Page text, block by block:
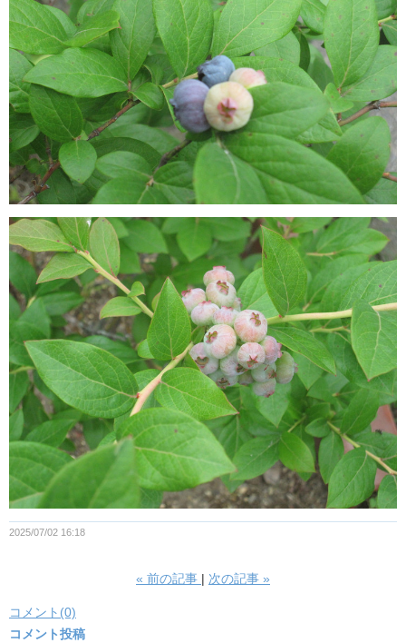
2025/07/02 16:18
« 前の記事 次の記事 »
コメント(0)
コメント投稿